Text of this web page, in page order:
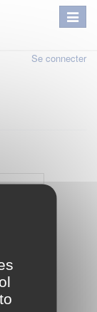
Se connecter
compte